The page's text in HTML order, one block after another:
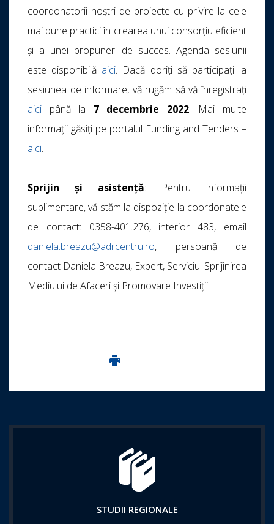
coordonatorii noștri de proiecte cu privire la cele
mai bune practici în crearea unui consorțiu eficient
și a unei propuneri de succes. Agenda sesiunii
este disponibilă aici. Dacă doriți să participați la
sesiunea de informare, vă rugăm să vă înregistrați
aici până la 7 decembrie 2022. Mai multe
informații găsiți pe portalul Funding and Tenders –
aici.
Sprijin și asistență: Pentru informații
suplimentare, vă stăm la dispoziție la coordonatele
de contact: 0358-401.276, interior 483, email
daniela.breazu@adrcentru.ro, persoană de
contact Daniela Breazu, Expert, Serviciul Sprijinirea
Mediului de Afaceri și Promovare Investiții.
Imprima aceasta pagina
STUDII REGIONALE